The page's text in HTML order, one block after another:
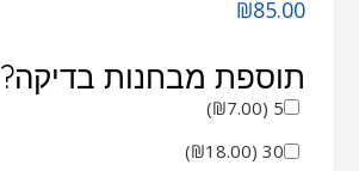
₪85.00
תוספת מבחנות בדיקה?
5
(
₪7.00
)
30
(
₪18.00
)